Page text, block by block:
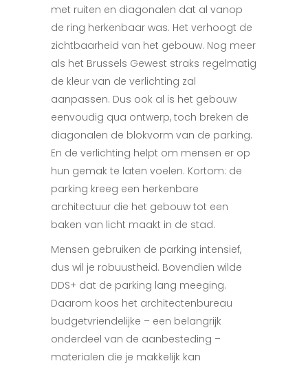
met ruiten en diagonalen dat al vanop
de ring herkenbaar was. Het verhoogt de
zichtbaarheid van het gebouw. Nog meer
als het Brussels Gewest straks regelmatig
de kleur van de verlichting zal
aanpassen. Dus ook al is het gebouw
eenvoudig qua ontwerp, toch breken de
diagonalen de blokvorm van de parking.
En de verlichting helpt om mensen er op
hun gemak te laten voelen. Kortom: de
parking kreeg een herkenbare
architectuur die het gebouw tot een
baken van licht maakt in de stad.
Mensen gebruiken de parking intensief,
dus wil je robuustheid. Bovendien wilde
DDS+ dat de parking lang meeging.
Daarom koos het architectenbureau
budgetvriendelijke – een belangrijk
onderdeel van de aanbesteding –
materialen die je makkelijk kan